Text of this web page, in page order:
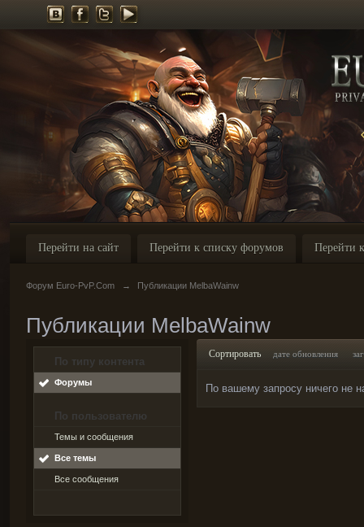
Перейти на сайт Перейти к списку форумов Перейти
Форум Euro-PvP.Com → Публикации MelbaWainw
Публикации MelbaWainw
По типу контента
Форумы
По пользователю
Темы и сообщения
Все темы
Все сообщения
Сортировать дате обновления
По вашему запросу ничего не